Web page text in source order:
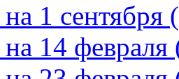
1 сентября
14 февраля